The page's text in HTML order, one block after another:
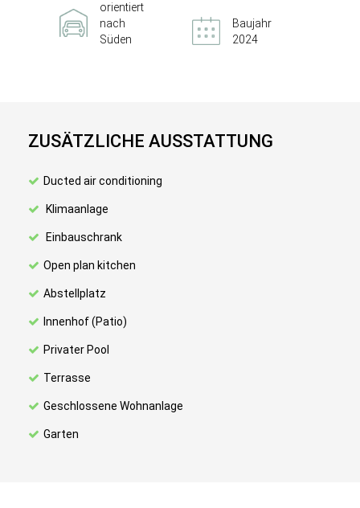
orientiert
nach
Süden
Baujahr
2024
ZUSÄTZLICHE AUSSTATTUNG
Ducted air conditioning
Klimaanlage
Einbauschrank
Open plan kitchen
Abstellplatz
Innenhof (Patio)
Privater Pool
Terrasse
Geschlossene Wohnanlage
Garten